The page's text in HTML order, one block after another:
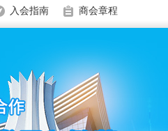
入会指南 商会章程